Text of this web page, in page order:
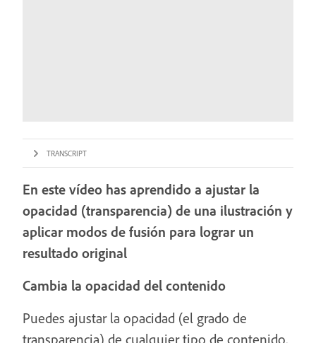
TRANSCRIPT
En este vídeo has aprendido a ajustar la
opacidad (transparencia) de una ilustración y
aplicar modos de fusión para lograr un
resultado original
Cambia la opacidad del contenido
Puedes ajustar la opacidad (el grado de
transparencia) de cualquier tipo de contenido,